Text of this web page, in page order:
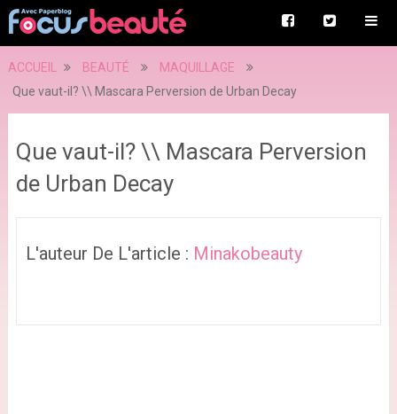
ACCUEIL BEAUTÉ
MAQUILLAGE
Que vaut-il? \\ Mascara Perversion de Urban Decay
Que vaut-il? \\ Mascara Perversion
de Urban Decay
L'auteur De L'article : Minakobeauty